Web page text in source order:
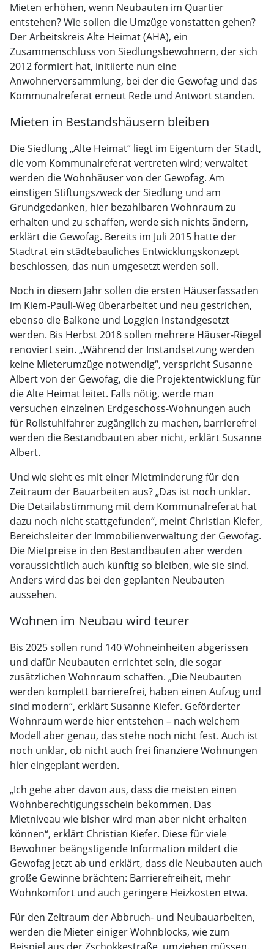
Mieten erhöhen, wenn Neubauten im Quartier
entstehen? Wie sollen die Umzüge vonstatten gehen?
Der Arbeitskreis Alte Heimat (AHA), ein
Zusammenschluss von Siedlungsbewohnern, der sich
2012 formiert hat, initiierte nun eine
Anwohnerversammlung, bei der die Gewofag und das
Kommunalreferat erneut Rede und Antwort standen.
Mieten in Bestandshäusern bleiben
Die Siedlung „Alte Heimat“ liegt im Eigentum der Stadt,
die vom Kommunalreferat vertreten wird; verwaltet
werden die Wohnhäuser von der Gewofag. Am
einstigen Stiftungszweck der Siedlung und am
Grundgedanken, hier bezahlbaren Wohnraum zu
erhalten und zu schaffen, werde sich nichts ändern,
erklärt die Gewofag. Bereits im Juli 2015 hatte der
Stadtrat ein städtebauliches Entwicklungskonzept
beschlossen, das nun umgesetzt werden soll.
Noch in diesem Jahr sollen die ersten Häuserfassaden
im Kiem-Pauli-Weg überarbeitet und neu gestrichen,
ebenso die Balkone und Loggien instandgesetzt
werden. Bis Herbst 2018 sollen mehrere Häuser-Riegel
renoviert sein. „Während der Instandsetzung werden
keine Mieterumzüge notwendig“, verspricht Susanne
Albert von der Gewofag, die die Projektentwicklung für
die Alte Heimat leitet. Falls nötig, werde man
versuchen einzelnen Erdgeschoss-Wohnungen auch
für Rollstuhlfahrer zugänglich zu machen, barrierefrei
werden die Bestandbauten aber nicht, erklärt Susanne
Albert.
Und wie sieht es mit einer Mietminderung für den
Zeitraum der Bauarbeiten aus? „Das ist noch unklar.
Die Detailabstimmung mit dem Kommunalreferat hat
dazu noch nicht stattgefunden“, meint Christian Kiefer,
Bereichsleiter der Immobilienverwaltung der Gewofag.
Die Mietpreise in den Bestandbauten aber werden
voraussichtlich auch künftig so bleiben, wie sie sind.
Anders wird das bei den geplanten Neubauten
aussehen.
Wohnen im Neubau wird teurer
Bis 2025 sollen rund 140 Wohneinheiten abgerissen
und dafür Neubauten errichtet sein, die sogar
zusätzlichen Wohnraum schaffen. „Die Neubauten
werden komplett barrierefrei, haben einen Aufzug und
sind modern“, erklärt Susanne Kiefer. Geförderter
Wohnraum werde hier entstehen – nach welchem
Modell aber genau, das stehe noch nicht fest. Auch ist
noch unklar, ob nicht auch frei finanziere Wohnungen
hier eingeplant werden.
„Ich gehe aber davon aus, dass die meisten einen
Wohnberechtigungsschein bekommen. Das
Mietniveau wie bisher wird man aber nicht erhalten
können“, erklärt Christian Kiefer. Diese für viele
Bewohner beängstigende Information mildert die
Gewofag jetzt ab und erklärt, dass die Neubauten auch
große Gewinne brächten: Barrierefreiheit, mehr
Wohnkomfort und auch geringere Heizkosten etwa.
Für den Zeitraum der Abbruch- und Neubauarbeiten,
werden die Mieter einiger Wohnblocks, wie zum